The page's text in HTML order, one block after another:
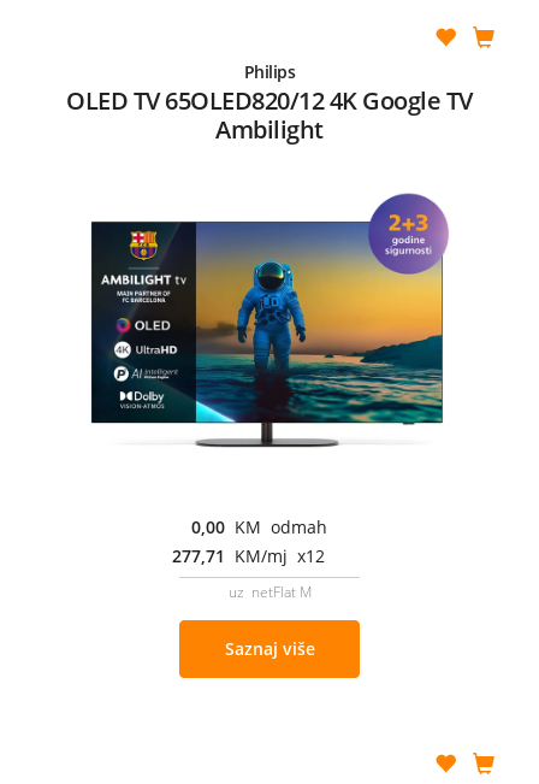
Philips
OLED TV 65OLED820/12 4K Google TV
Ambilight
0,00 KM odmah
277,71 KM/mj x12
uz netFlat M
Saznaj više